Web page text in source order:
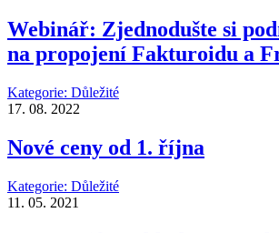
Webinář: Zjednodušte si
na propojení Fakturoidu a
Kategorie: Důležité
17. 08. 2022
Nové ceny od 1. října
Kategorie: Důležité
11. 05. 2021